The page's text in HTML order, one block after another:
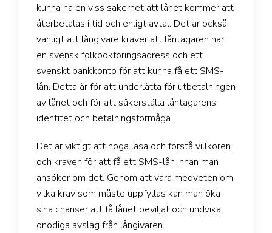
kunna ha en viss säkerhet att lånet kommer att
återbetalas i tid och enligt avtal. Det är också
vanligt att långivare kräver att låntagaren har
en svensk folkbokföringsadress och ett
svenskt bankkonto för att kunna få ett SMS-
lån. Detta är för att underlätta för utbetalningen
av lånet och för att säkerställa låntagarens
identitet och betalningsförmåga.
Det är viktigt att noga läsa och förstå villkoren
och kraven för att få ett SMS-lån innan man
ansöker om det. Genom att vara medveten om
vilka krav som måste uppfyllas kan man öka
sina chanser att få lånet beviljat och undvika
onödiga avslag från långivaren.